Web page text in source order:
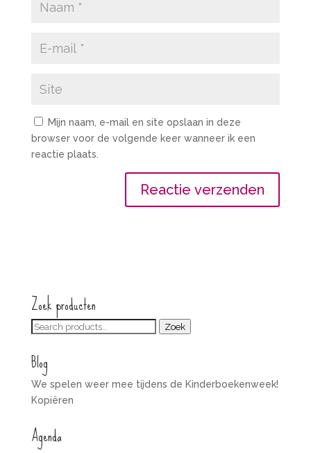
Mijn naam, e-mail en site opslaan in deze
browser voor de volgende keer wanneer ik een
reactie plaats.
Zoek producten
Zoeken
Zoek
Blog
We spelen weer mee tijdens de Kinderboekenweek!
Kopiëren
Agenda